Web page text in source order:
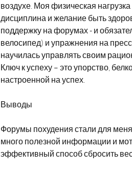
воздухе. Моя физическая
дисциплина и желание быть
поддержку на форумах - и
велосипед) и упражнения на
научилась управлять своим
Ключ к успеху – это упорство,
настроенной на успех.
Выводы
Форумы похудения стали для
много полезной информации и
эффективный способ сбросить